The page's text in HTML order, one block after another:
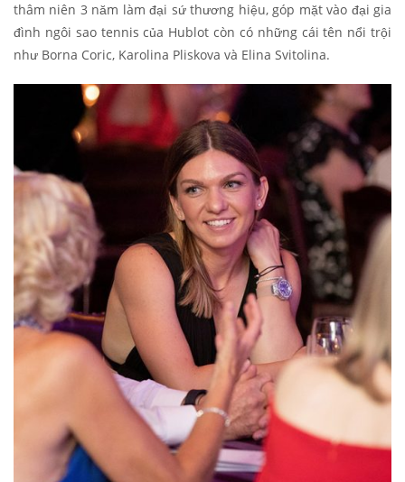
thâm niên 3 năm làm đại sứ thương hiệu, góp mặt vào đại gia
đình ngôi sao tennis của Hublot còn có những cái tên nổi trội
như Borna Coric, Karolina Pliskova và Elina Svitolina.